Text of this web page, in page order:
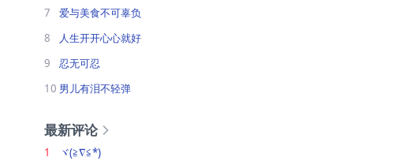
7
爱与美食不可辜负
8
人生开开心心就好
9
忍无可忍
10 男儿有泪不轻弹
最新评论
1
ヾ(≧∇≦*)ゝ